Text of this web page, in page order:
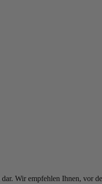
Wir empfehlen Ihnen, vor